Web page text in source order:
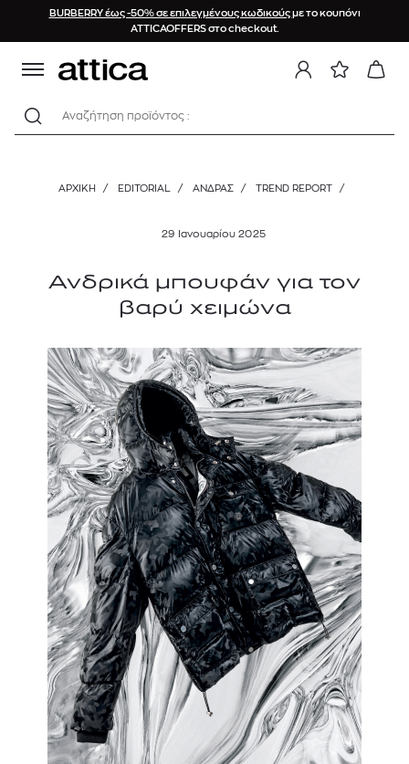
BURBERRY έως -50% σε επιλεγμένους κωδικούςμε το κουπόνι
ATTICAOFFERS στο checkout.
Αναζήτηση προϊόντος :
ΑΡΧΙΚΉ / EDITORIAL / ΑΝΔΡΑΣ / TREND REPORT /
29 Ιανουαρίου 2025
Ανδρικά μπουφάν για τον
βαρύ χειμώνα